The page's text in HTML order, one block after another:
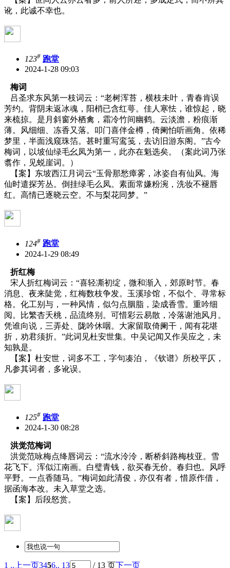
讹，此诚不幸也。
123# 跑堂
2024-1-28 09:03
梅词
吕圣求东风第一枝词云：“老树浑苔，横枝未叶，青春肯误
芳约。背阴未返冰魂，阳梢已含红萼。佳人寒怯，谁惊起，晓
来梳掠。是月斜窗外栖禽，霜冷竹间幽鹤。云淡澹，粉痕渐
薄。风细细、冻香又落。叩门喜伴金樽，倚阑怕听画角。依稀
梦里，半面浅窥珠箔。甚时重写鸾笺，去访旧游东阁。”古今
梅词，以坡仙绿毛幺凤为第一，此亦在魁选矣。（案此词乃张
翥作，见蜕崖词。）
【案】东坡西江月词云“玉骨那愁瘴雾，冰姿自有仙风。海
仙时遣探芳丛。倒挂绿毛么凤。素面常嫌粉涴，洗妆不褪唇
红。高情已逐晓云空。不与梨花同梦。”
124# 跑堂
2024-1-29 08:49
折红梅
宋人折红梅词云：“喜轻凘初绽，微和渐入，郊原时节。春
消息、夜来陡觉，红梅数枝争发。玉溪珍馆，不似个、寻常标
格。化工别与，一种风情，似匀点胭脂，染成香雪。重吟细
阅。比繁杏夭桃，品流终别。可惜彩云易散，冷落谢池风月。
凭谁向说，三弄处、陇吟休咽。大家留取倚阑干，闻有花堪
折，劝君须折。”此词见杜安世集。中吴记闻又作吴应之，未
知孰是。
【案】杜安世，词多不工，字句凑泊，《钦谱》所校平仄，
凡参其词者，多讹误。
125# 跑堂
2024-1-30 08:28
洪觉范梅词
洪觉范咏梅点绛唇词云：“流水泠泠，断桥斜路梅枝亚。雪
花飞下。浑似江南画。白璧青钱，欲买春无价。春归也。风呼
平野。一点香随马。”梅词如此清俊，亦仅有者，惜原作借，
据函海本改。未入草堂之选。
【案】后段怒赏。
1 .. 上一页3456.. 13 / 13 页下一页